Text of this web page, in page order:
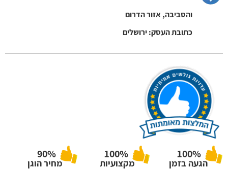
והסביבה, אזור הדרום
כתובת העסק: ירושלים
100%
הגעה בזמן
100%
מקצועיות
90%
מחיר הוגן